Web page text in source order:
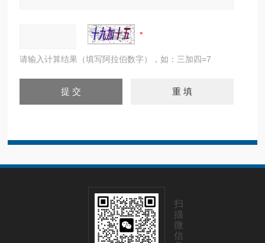
请输入计算结果（填写阿拉伯数字），如：三加四=7
扫
描
微
信